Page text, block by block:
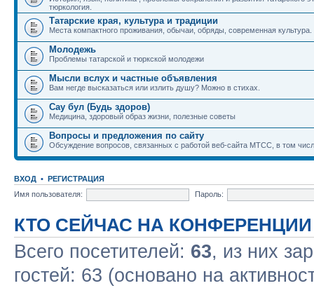
тюркология.
Татарские края, культура и традиции
Места компактного проживания, обычаи, обряды, современная культура.
Молодежь
Проблемы татарской и тюркской молодежи
Мысли вслух и частные объявления
Вам негде высказаться или излить душу? Можно в стихах.
Сау бул (Будь здоров)
Медицина, здоровый образ жизни, полезные советы
Вопросы и предложения по сайту
Обсуждение вопросов, связанных с работой веб-сайта МТСС, в том
ВХОД • РЕГИСТРАЦИЯ
Имя пользователя:
Пароль:
КТО СЕЙЧАС НА КОНФЕРЕНЦИИ
Всего посетителей: 63, из них
гостей: 63 (основано на